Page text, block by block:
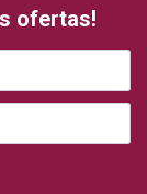
ofertas!